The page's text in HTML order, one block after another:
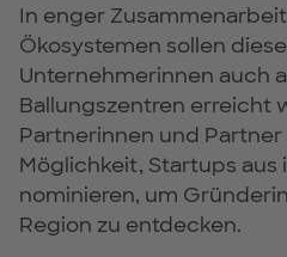
In enger
Ökosystemen sollen
Unternehmerinnen auch
Ballungszentren erreicht
Partnerinnen und
Möglichkeit, Startups aus
nominieren, um
Region zu entdecken.